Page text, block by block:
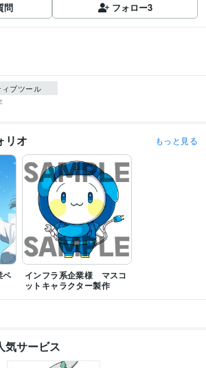
問 フォロー3
ブツール
リオ もっと見る
ペ
インフラ系企業様 マスコ
ットキャラクター製作
気サービス